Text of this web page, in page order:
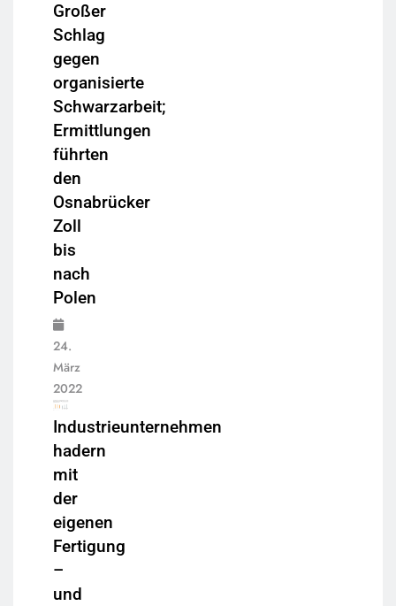
Großer
Schlag
gegen
organisierte
Schwarzarbeit;
Ermittlungen
führten
den
Osnabrücker
Zoll
bis
nach
Polen
24.
März
2022
Industrieunternehmen
hadern
mit
der
eigenen
Fertigung
–
und